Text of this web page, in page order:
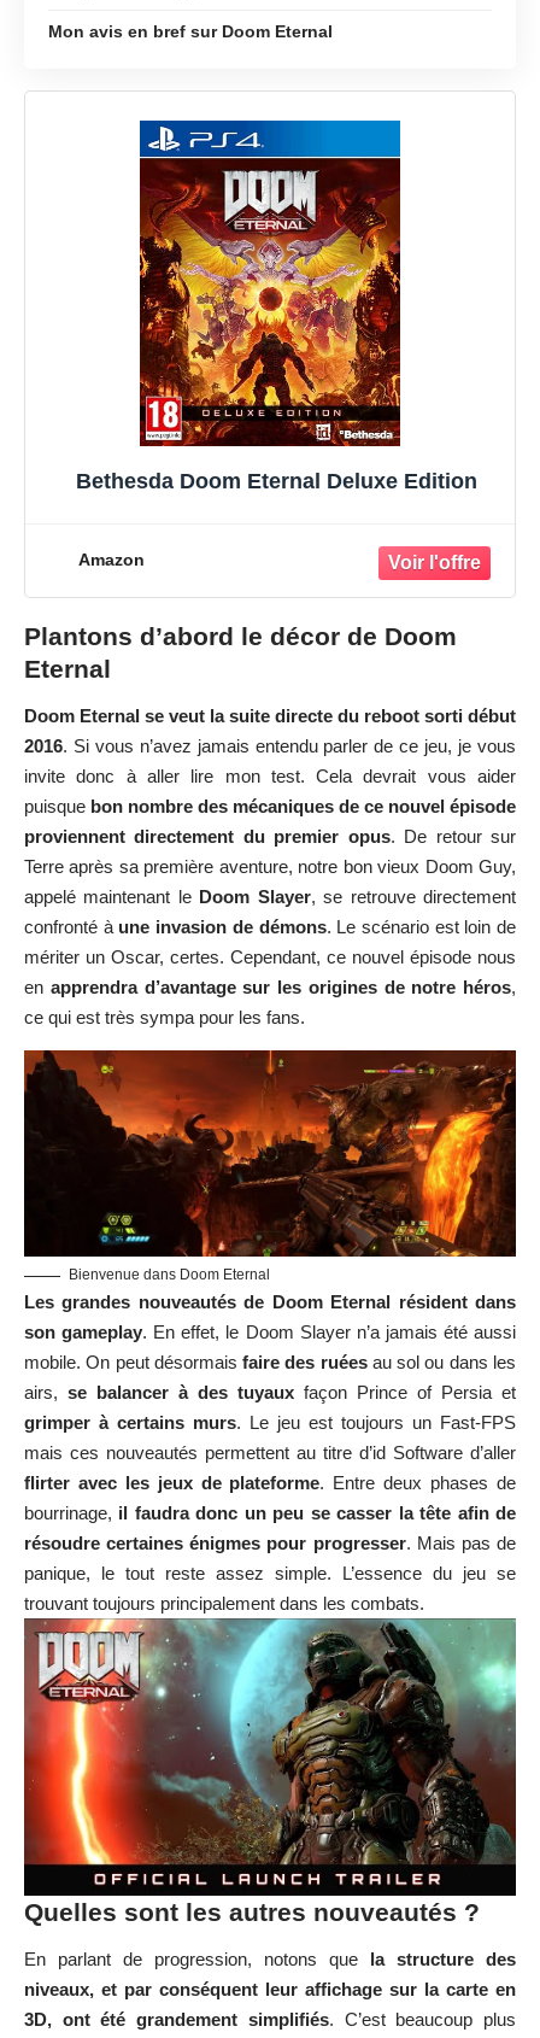
Mon avis en bref sur Doom Eternal
Bethesda Doom Eternal Deluxe Edition
Amazon
Plantons d’abord le décor de Doom
Eternal
Doom Eternal se veut la suite directe du reboot sorti début
2016. Si vous n’avez jamais entendu parler de ce jeu, je vous
invite donc à aller lire mon test. Cela devrait vous aider
puisque bon nombre des mécaniques de ce nouvel épisode
proviennent directement du premier opus. De retour sur
Terre après sa première aventure, notre bon vieux Doom Guy,
appelé maintenant le Doom Slayer, se retrouve directement
confronté à une invasion de démons. Le scénario est loin de
mériter un Oscar, certes. Cependant, ce nouvel épisode nous
en apprendra d’avantage sur les origines de notre héros,
ce qui est très sympa pour les fans.
Bienvenue dans Doom Eternal
Les grandes nouveautés de Doom Eternal résident dans
son gameplay. En effet, le Doom Slayer n’a jamais été aussi
mobile. On peut désormaisfaire des ruéesau sol ou dans les
airs, se balancer à des tuyaux façon Prince of Persia et
grimper à certains murs. Le jeu est toujours un Fast-FPS
mais ces nouveautés permettent au titre d’id Software d’aller
flirter avec les jeux de plateforme. Entre deux phases de
bourrinage, il faudra donc un peu se casser la tête afin de
résoudre certaines énigmes pour progresser. Mais pas de
panique, le tout reste assez simple. L’essence du jeu se
trouvant toujours principalement dans les combats.
Quelles sont les autres nouveautés ?
En parlant de progression, notons que la structure des
niveaux, et par conséquent leur affichage sur la carte en
3D, ont été grandement simplifiés. C’est beaucoup plus